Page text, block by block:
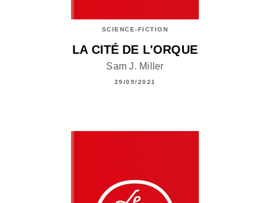
SCIENCE-FICTION
LA CITÉ DE L'ORQUE
Sam J. Miller
29/09/2021